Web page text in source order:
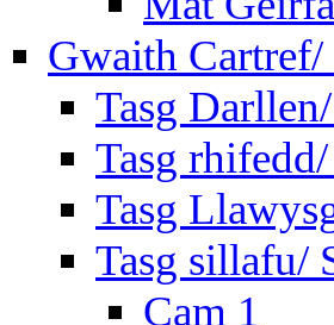
Gwaith
Tasg
Tasg
Tasg
Tasg sillafu/
Cam 1